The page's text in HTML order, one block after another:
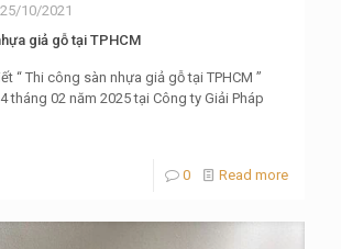
25/10/2021
giả gỗ tại TPHCM
“ Thi công sàn nhựa giả gỗ tại TPHCM ”
tháng 02 năm 2025 tại Công ty Giải Pháp
0 Read more